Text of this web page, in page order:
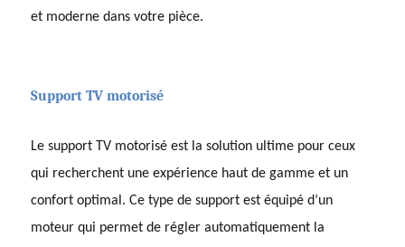
et moderne dans votre pièce.
Support TV motorisé
Le support TV motorisé est la solution ultime pour ceux
qui recherchent une expérience haut de gamme et un
confort optimal. Ce type de support est équipé d’un
moteur qui permet de régler automatiquement la